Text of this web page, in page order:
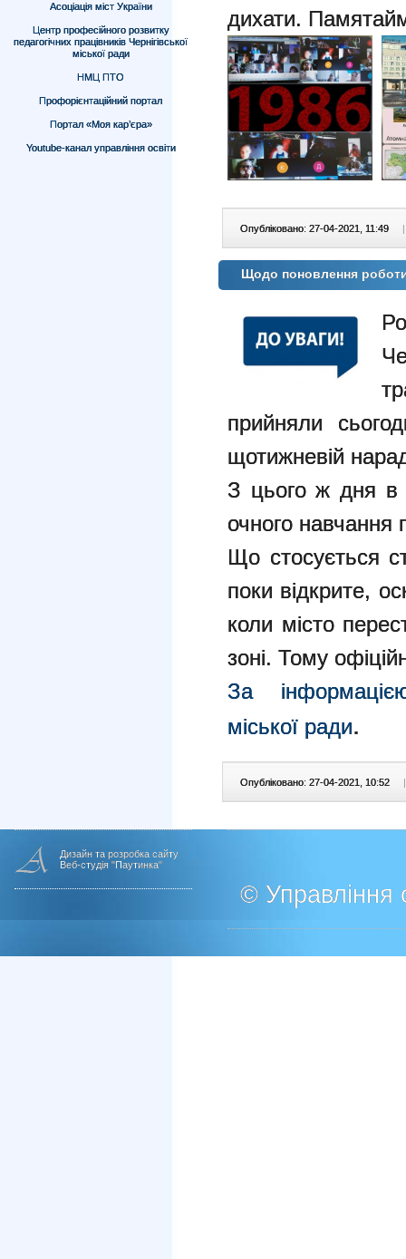
Асоціація міст України
Центр професійного розвитку
педагогічних працівників Чернігівської
міської ради
НМЦ ПТО
Профорієнтаційний портал
Портал «Моя кар’єра»
Youtube-канал управління освіти
дихати.
Опубліковано: 27-04-2021, 11:49 |
Щодо поновлення
прийняли
щотижневій
З цього ж дня в
очного навчання
Що стосується
поки відкрите,
коли місто
зоні. Тому
За
міської ради.
Опубліковано: 27-04-2021, 10:52 |
Дизайн та розробка сайту
Веб-студія "Паутинка"
© Управління